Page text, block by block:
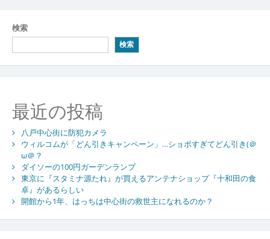
検索
検索
最近の投稿
八戸中心街に防犯カメラ
ウィルコムが「どん引きキャンペーン」…ショボすぎてどん引き(＠
ω＠？
ダイソーの100円ガーデンランプ
東京に『スタミナ源たれ』が買えるアンテナショップ『十和田の食
卓』があるらしい
開館から1年、はっちは中心街の救世主になれるのか？